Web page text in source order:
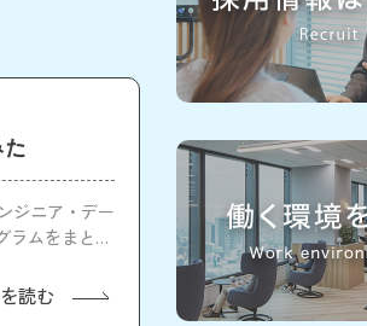
ジニア・デー
ラムをまとめ
読む